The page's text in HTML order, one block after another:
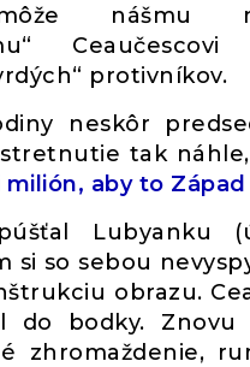
nášmu
Ceaučescovi
protivníkov.
neskôr
tak
milión, aby to
Lubyanku
si so sebou
obrazu.
do bodky. Znovu
zhromaždenie,